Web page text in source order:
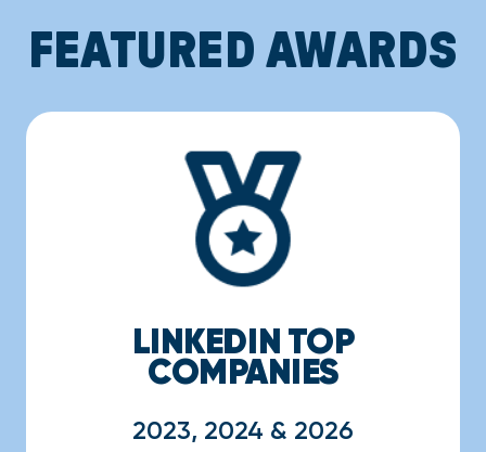
FEATURED AWARDS
LINKEDIN TOP
COMPANIES
2023, 2024 & 2026